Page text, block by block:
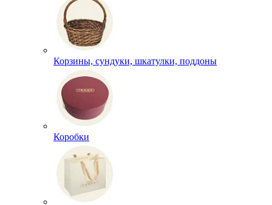
Корзины, сундуки, шкатулки, поддоны
Коробки